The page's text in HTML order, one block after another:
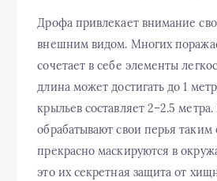
Дрофа привлекает внимание
внешним видом. Многих
сочетает в себе элементы
длина может достигать до 1
крыльев составляет 2–2.5
обрабатывают свои перья таким
прекрасно маскируются в
это их секретная защита от